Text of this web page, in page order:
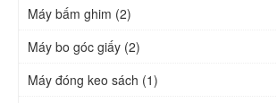
Máy bấm ghim (2)
Máy bo góc giấy (2)
Máy đóng keo sách (1)